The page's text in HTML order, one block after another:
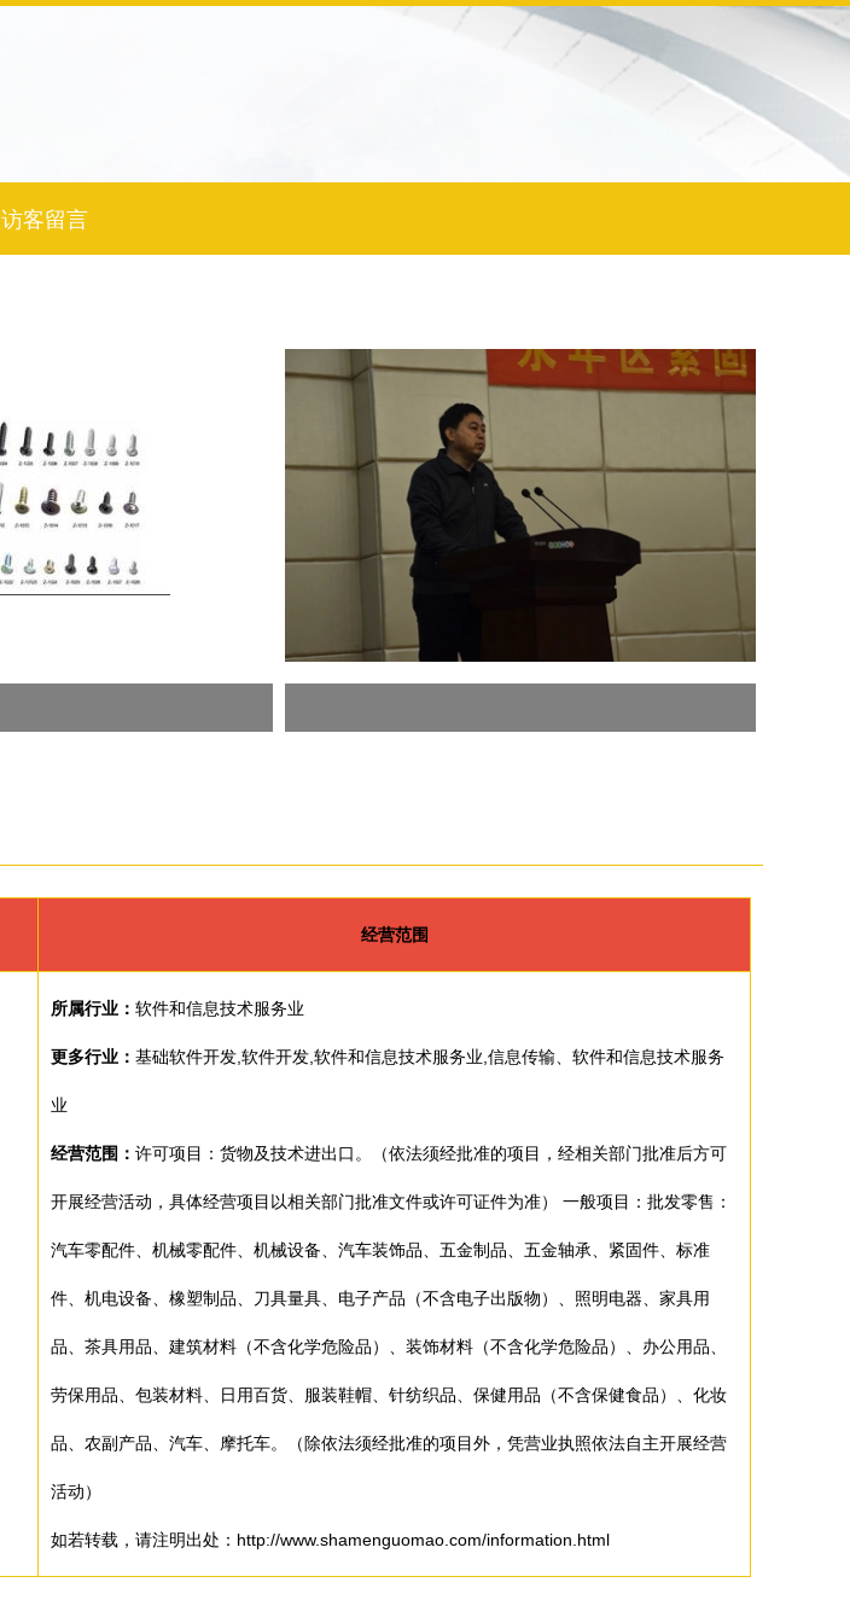
访客留言
经营范围
所属行业： 软件和信息技术服务业
更多行业： 基础软件开发,软件开发,软件和信息技术服务业,信息传输、软件和信息技术服务
业
经营范围： 许可项目：货物及技术进出口。（依法须经批准的项目，经相关部门批准后方可
开展经营活动，具体经营项目以相关部门批准文件或许可证件为准） 一般项目：批发零售：
汽车零配件、机械零配件、机械设备、汽车装饰品、五金制品、五金轴承、紧固件、标准
件、机电设备、橡塑制品、刀具量具、电子产品（不含电子出版物）、照明电器、家具用
品、茶具用品、建筑材料（不含化学危险品）、装饰材料（不含化学危险品）、办公用品、
劳保用品、包装材料、日用百货、服装鞋帽、针纺织品、保健用品（不含保健食品）、化妆
品、农副产品、汽车、摩托车。（除依法须经批准的项目外，凭营业执照依法自主开展经营
活动）
如若转载，请注明出处：http://www.shamenguomao.com/information.html